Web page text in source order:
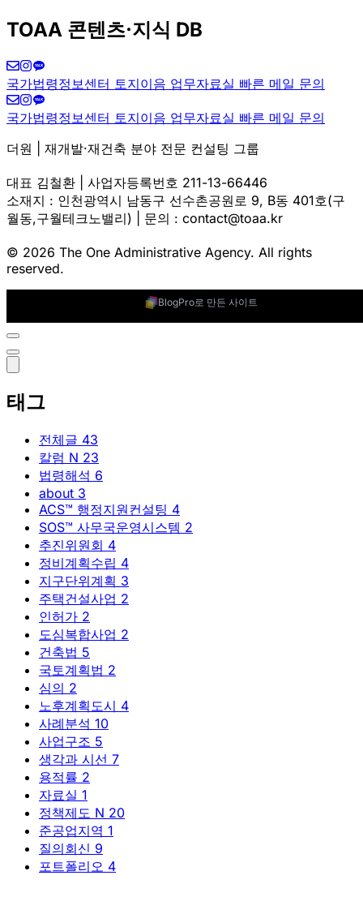
TOAA 콘텐츠·지식 DB
국가법령정보센터 토지이음 업무자료실 빠른 메일 문의
국가법령정보센터 토지이음 업무자료실 빠른 메일 문의
더원 | 재개발·재건축 분야 전문 컨설팅 그룹
대표 김철환 | 사업자등록번호 211-13-66446
소재지 : 인천광역시 남동구 선수촌공원로 9, B동 401호(구
월동,구월테크노밸리) | 문의 : contact@toaa.kr
© 2026 The One Administrative Agency. All rights
reserved.
BlogPro로 만든 사이트
태그
전체글 43
칼럼 N 23
법령해석 6
about 3
ACS™ 행정지원컨설팅 4
SOS™ 사무국운영시스템 2
추진위원회 4
정비계획수립 4
지구단위계획 3
주택건설사업 2
인허가 2
도심복합사업 2
건축법 5
국토계획법 2
심의 2
노후계획도시 4
사례분석 10
사업구조 5
생각과 시선 7
용적률 2
자료실 1
정책제도 N 20
준공업지역 1
질의회신 9
포트폴리오 4